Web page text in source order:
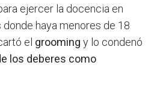
ejercer la docencia en
haya menores de 18
el grooming y lo condenó
los deberes como